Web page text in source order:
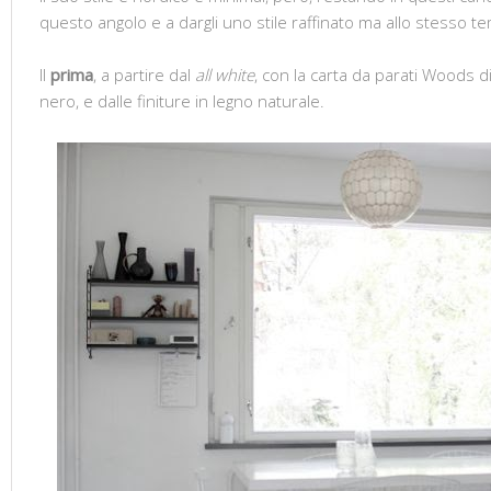
questo angolo e a dargli uno stile raffinato ma allo stesso
Il prima, a partire dal all white, con la carta da parati Woods
nero, e dalle finiture in legno naturale.